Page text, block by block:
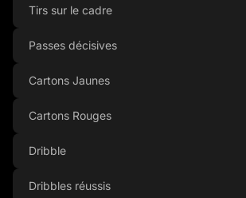
Tirs sur le cadre
Passes décisives
Cartons Jaunes
Cartons Rouges
Dribble
Dribbles réussis